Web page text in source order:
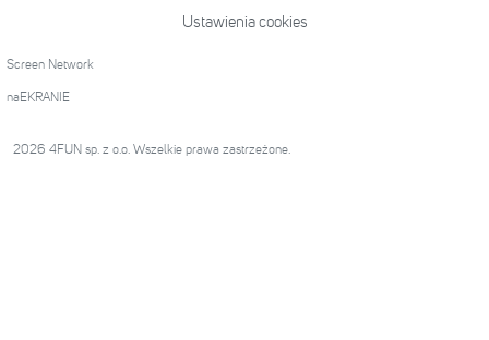
Ustawienia cookies
Screen Network
naEKRANIE
2026 4FUN sp. z o.o. Wszelkie prawa zastrzeżone.